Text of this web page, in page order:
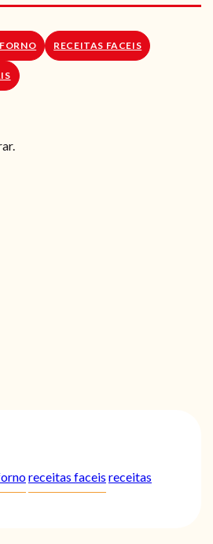
VEGGIE
SOBRE NÓS
LOJA ONLINE
RECEITAS FACEIS
receitas faceis receitas